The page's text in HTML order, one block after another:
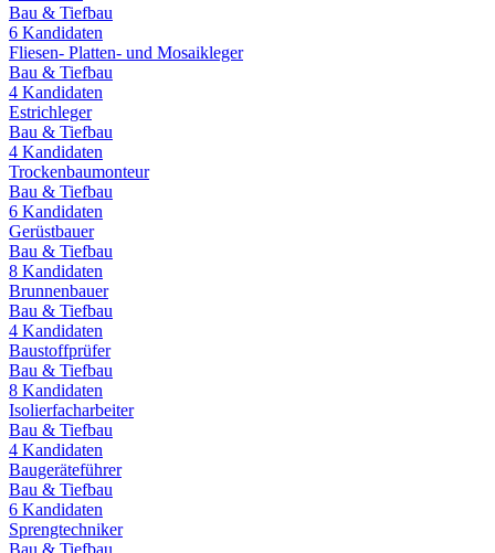
Bau & Tiefbau
6 Kandidaten
Fliesen- Platten- und Mosaikleger
Bau & Tiefbau
4 Kandidaten
Estrichleger
Bau & Tiefbau
4 Kandidaten
Trockenbaumonteur
Bau & Tiefbau
6 Kandidaten
Gerüstbauer
Bau & Tiefbau
8 Kandidaten
Brunnenbauer
Bau & Tiefbau
4 Kandidaten
Baustoffprüfer
Bau & Tiefbau
8 Kandidaten
Isolierfacharbeiter
Bau & Tiefbau
4 Kandidaten
Baugeräteführer
Bau & Tiefbau
6 Kandidaten
Sprengtechniker
Bau & Tiefbau